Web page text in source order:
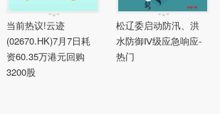
当前热议!云迹
(02670.HK)7月7日耗
资60.35万港元回购
3200股
松辽委启动防汛、洪
水防御Ⅳ级应急响应-
热门